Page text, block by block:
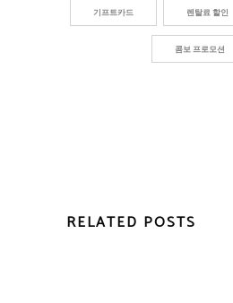
기프트카드 렌탈료 할인
콤보 프로모션
RELATED POSTS